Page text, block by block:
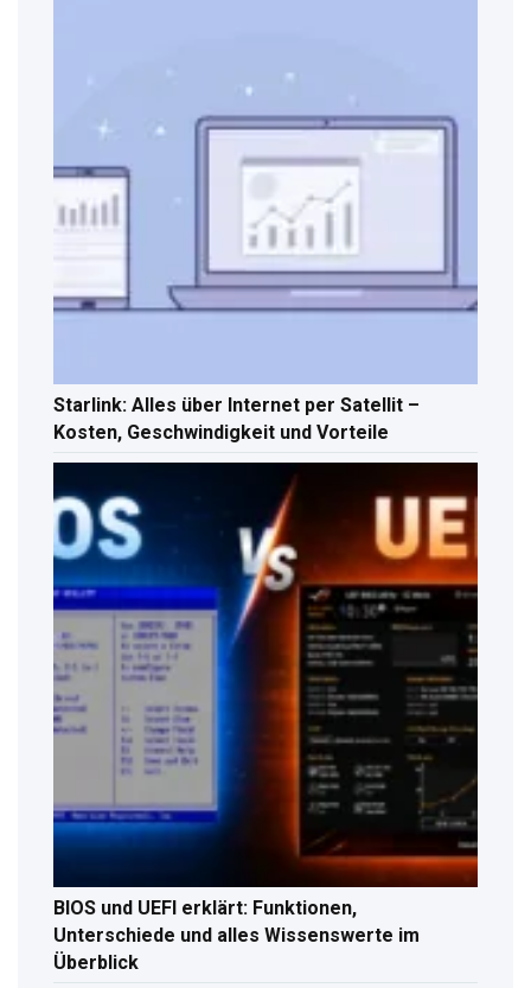
Starlink: Alles über Internet per Satellit –
Kosten, Geschwindigkeit und Vorteile
BIOS und UEFI erklärt: Funktionen,
Unterschiede und alles Wissenswerte im
Überblick